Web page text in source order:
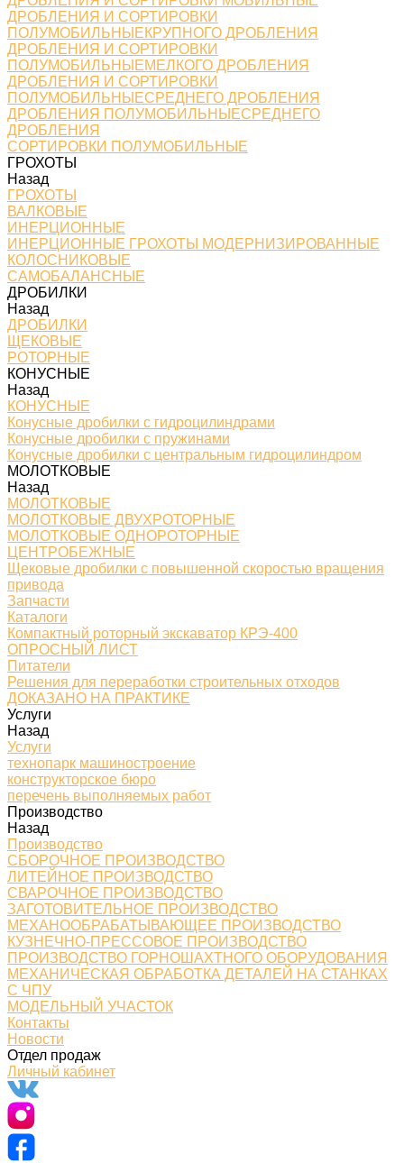
ДРОБЛЕНИЯ И СОРТИРОВКИ
ПОЛУМОБИЛЬНЫЕКРУПНОГО ДРОБЛЕНИЯ
ДРОБЛЕНИЯ И СОРТИРОВКИ
ПОЛУМОБИЛЬНЫЕМЕЛКОГО ДРОБЛЕНИЯ
ДРОБЛЕНИЯ И СОРТИРОВКИ
ПОЛУМОБИЛЬНЫЕСРЕДНЕГО ДРОБЛЕНИЯ
ДРОБЛЕНИЯ ПОЛУМОБИЛЬНЫЕСРЕДНЕГО
ДРОБЛЕНИЯ
СОРТИРОВКИ ПОЛУМОБИЛЬНЫЕ
ГРОХОТЫ
Назад
ГРОХОТЫ
ВАЛКОВЫЕ
ИНЕРЦИОННЫЕ
ИНЕРЦИОННЫЕ ГРОХОТЫ МОДЕРНИЗИРОВАННЫЕ
КОЛОСНИКОВЫЕ
САМОБАЛАНСНЫЕ
ДРОБИЛКИ
Назад
ДРОБИЛКИ
ЩЕКОВЫЕ
РОТОРНЫЕ
КОНУСНЫЕ
Назад
КОНУСНЫЕ
Конусные дробилки с гидроцилиндрами
Конусные дробилки с пружинами
Конусные дробилки с центральным гидроцилиндром
МОЛОТКОВЫЕ
Назад
МОЛОТКОВЫЕ
МОЛОТКОВЫЕ ДВУХРОТОРНЫЕ
МОЛОТКОВЫЕ ОДНОРОТОРНЫЕ
ЦЕНТРОБЕЖНЫЕ
Щековые дробилки с повышенной скоростью вращения
привода
Запчасти
Каталоги
Компактный роторный экскаватор КРЭ-400
ОПРОСНЫЙ ЛИСТ
Питатели
Решения для переработки строительных отходов
ДОКАЗАНО НА ПРАКТИКЕ
Услуги
Назад
Услуги
технопарк машиностроение
конструкторское бюро
перечень выполняемых работ
Производство
Назад
Производство
СБОРОЧНОЕ ПРОИЗВОДСТВО
ЛИТЕЙНОЕ ПРОИЗВОДСТВО
СВАРОЧНОЕ ПРОИЗВОДСТВО
ЗАГОТОВИТЕЛЬНОЕ ПРОИЗВОДСТВО
МЕХАНООБРАБАТЫВАЮЩЕЕ ПРОИЗВОДСТВО
КУЗНЕЧНО-ПРЕССОВОЕ ПРОИЗВОДСТВО
ПРОИЗВОДСТВО ГОРНОШАХТНОГО ОБОРУДОВАНИЯ
МЕХАНИЧЕСКАЯ ОБРАБОТКА ДЕТАЛЕЙ НА СТАНКАХ
С ЧПУ
МОДЕЛЬНЫЙ УЧАСТОК
Контакты
Новости
Отдел продаж
Личный кабинет